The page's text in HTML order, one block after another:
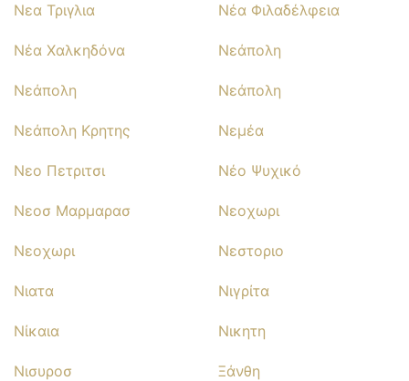
Νεα Τριγλια Νέα Φιλαδέλφεια
Νέα Χαλκηδόνα Νεάπολη
Νεάπολη Νεάπολη
Νεάπολη Κρητης Νεμέα
Νεο Πετριτσι Νέο Ψυχικό
Νεοσ Μαρμαρασ Νεοχωρι
Νεοχωρι Νεστοριο
Νιατα Νιγρίτα
Νίκαια Νικητη
Νισυροσ Ξάνθη